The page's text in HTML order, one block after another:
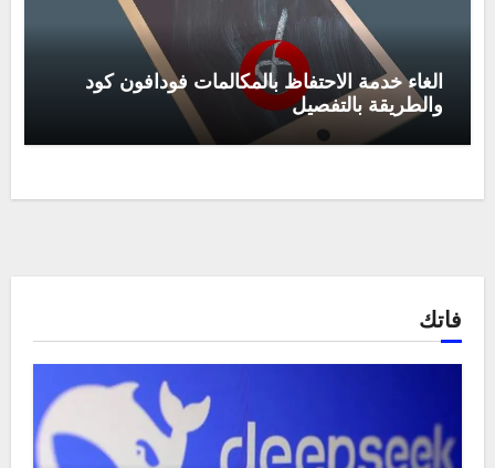
الغاء خدمة الاحتفاظ بالمكالمات فودافون كود
والطريقة بالتفصيل
فاتك